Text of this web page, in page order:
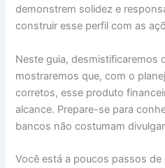
demonstrem solidez e
construir esse perfil com as
Neste guia, desmistificaremos
mostraremos que, com o
corretos, esse produto
alcance. Prepare-se para
bancos não costumam
Você está a poucos passos de